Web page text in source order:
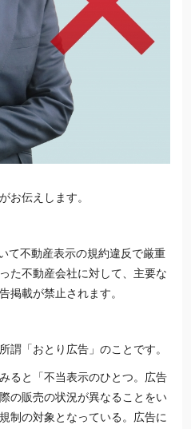
お伝えします。
て不動産表示の規約違反で厳重
た不動産会社に対して、主要な
掲載が禁止されます。
謂「おとり広告」のことです。
ると「不当表示のひとつ。広告
の販売の状況が異なることをい
制の対象となっている。広告に